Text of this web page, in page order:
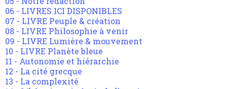
06 - LIVRES ICI DISPONIBLES
07 - LIVRE Peuple & création
08 - LIVRE Philosophie à venir
09 - LIVRE Lumière & mouvement
10 - LIVRE Planète bleue
11 - Autonomie et hiérarchie
12 - La cité grecque
13 - La complexité